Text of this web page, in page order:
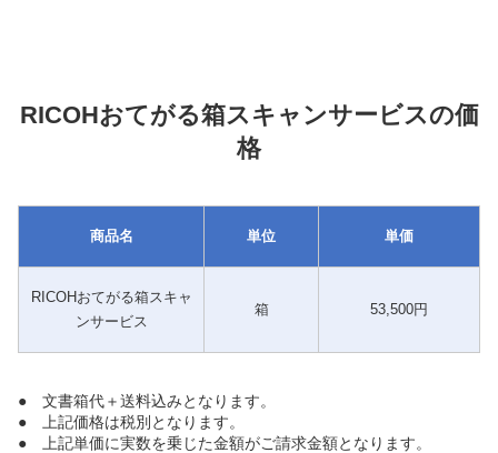
RICOHおてがる箱スキャンサービスの価
格
商品名 単位 単価
RICOHおてがる箱スキャ
ンサービス
箱 53,500円
●
文書箱代＋送料込みとなります。
●
上記価格は税別となります。
●
上記単価に実数を乗じた金額がご請求金額となります。